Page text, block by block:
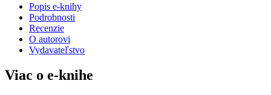
Popis e-knihy
Podrobnosti
Recenzie
O autorovi
Vydavateľstvo
Viac o e-knihe